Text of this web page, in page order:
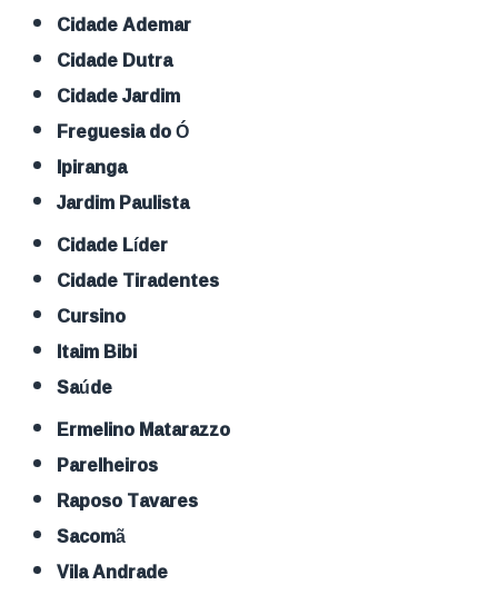
Cidade Ademar
Cidade Dutra
Cidade Jardim
Freguesia do Ó
Ipiranga
Jardim Paulista
Cidade Líder
Cidade Tiradentes
Cursino
Itaim Bibi
Saúde
Ermelino Matarazzo
Parelheiros
Raposo Tavares
Sacomã
Vila Andrade